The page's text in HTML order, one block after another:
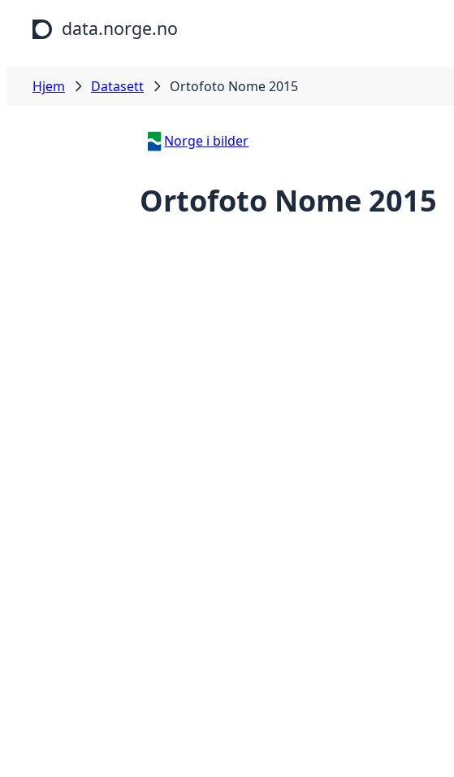
Hopp til hovedinnhold
data.norge.no
Hjem Datasett Ortofoto Nome 2015
Norge i bilder
Ortofoto Nome 2015